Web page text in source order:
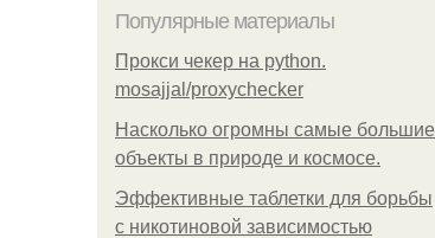
Популярные материалы
Прокси чекер на python.
mosajjal/proxychecker
Насколько огромны самые большие
объекты в природе и космосе.
Эффективные таблетки для борьбы
с никотиновой зависимостью